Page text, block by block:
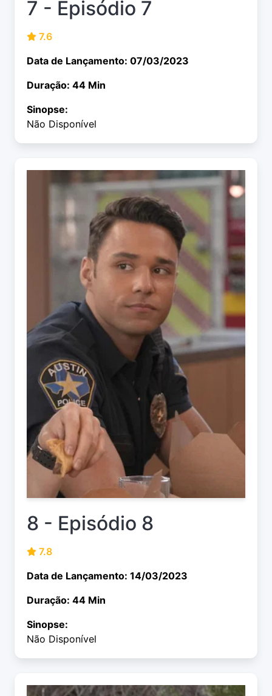
7 - Episódio 7
7.6
Data de Lançamento: 07/03/2023
Duração: 44 Min
Sinopse:
Não Disponível
8 - Episódio 8
7.8
Data de Lançamento: 14/03/2023
Duração: 44 Min
Sinopse:
Não Disponível